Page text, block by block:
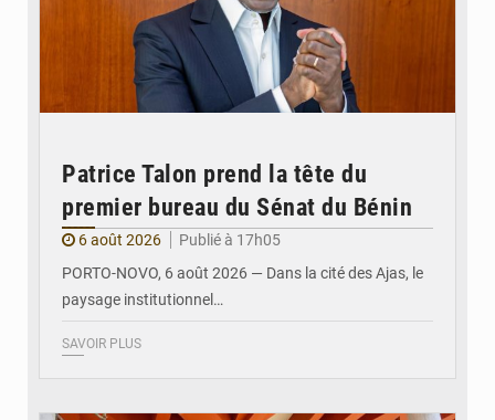
Patrice Talon prend la tête du
premier bureau du Sénat du Bénin
6 août 2026
Publié à 17h05
PORTO-NOVO, 6 août 2026 — Dans la cité des Ajas, le
paysage institutionnel…
SAVOIR PLUS